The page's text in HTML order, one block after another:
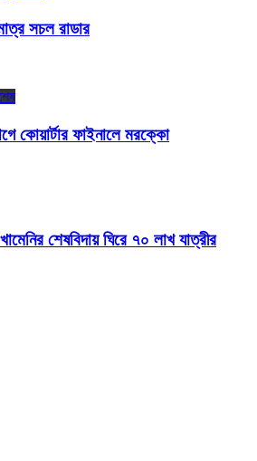
সচল রাডার
কোয়ার্টার ফাইনালে মরক্কো
শেষবিদায় ঘিরে ৭০ লাখ যাত্রীর